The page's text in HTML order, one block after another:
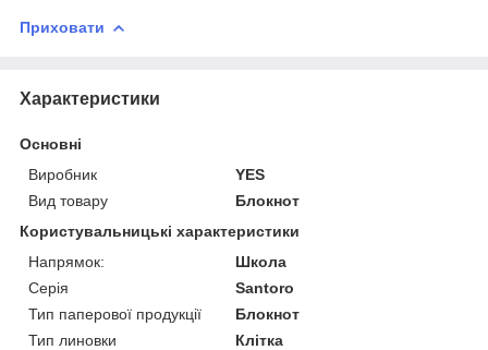
Приховати
Характеристики
Основні
Виробник
YES
Вид товару
Блокнот
Користувальницькі характеристики
Напрямок:
Школа
Серія
Santoro
Тип паперової продукції
Блокнот
Тип линовки
Клітка